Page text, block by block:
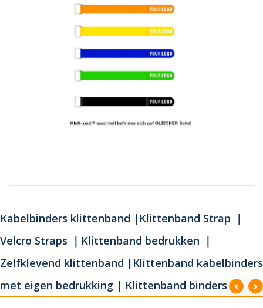
Kabelbinders klittenband |Klittenband Strap ｜
Velcro Straps ｜Klittenband bedrukken ｜
Zelfklevend klittenband |Klittenband kabelbinders
met eigen bedrukking | Klittenband binders